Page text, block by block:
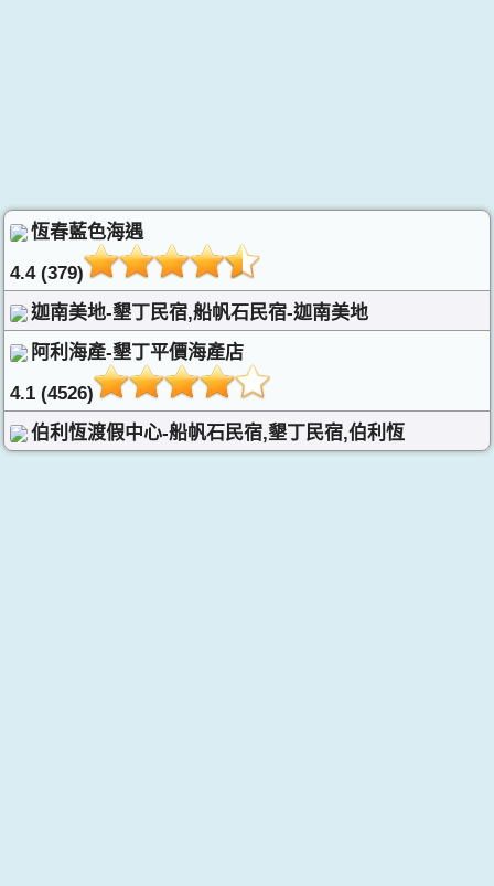
恆春藍色海遇
4.4 (379)
迦南美地-墾丁民宿,船帆石民宿-迦南美地
阿利海產-墾丁平價海產店
4.1 (4526)
伯利恆渡假中心-船帆石民宿,墾丁民宿,伯利恆